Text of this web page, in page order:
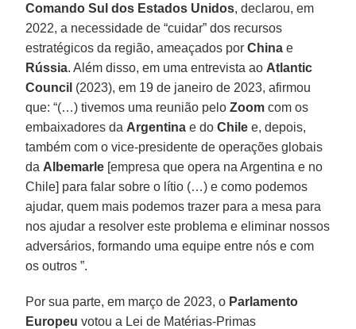
Comando Sul dos Estados Unidos, declarou, em
2022, a necessidade de “cuidar” dos recursos
estratégicos da região, ameaçados porChina e
Rússia. Além disso, em uma entrevista ao Atlantic
Council (2023), em 19 de janeiro de 2023, afirmou
que: “(…) tivemos uma reunião peloZoom com os
embaixadores da Argentina e doChile e, depois,
também com o vice-presidente de operações globais
da Albemarle [empresa que opera na Argentina e no
Chile] para falar sobre o lítio (…) e como podemos
ajudar, quem mais podemos trazer para a mesa para
nos ajudar a resolver este problema e eliminar nossos
adversários, formando uma equipe entre nós e com
os outros ”.
Por sua parte, em março de 2023, o Parlamento
Europeu votou a Lei de Matérias-Primas